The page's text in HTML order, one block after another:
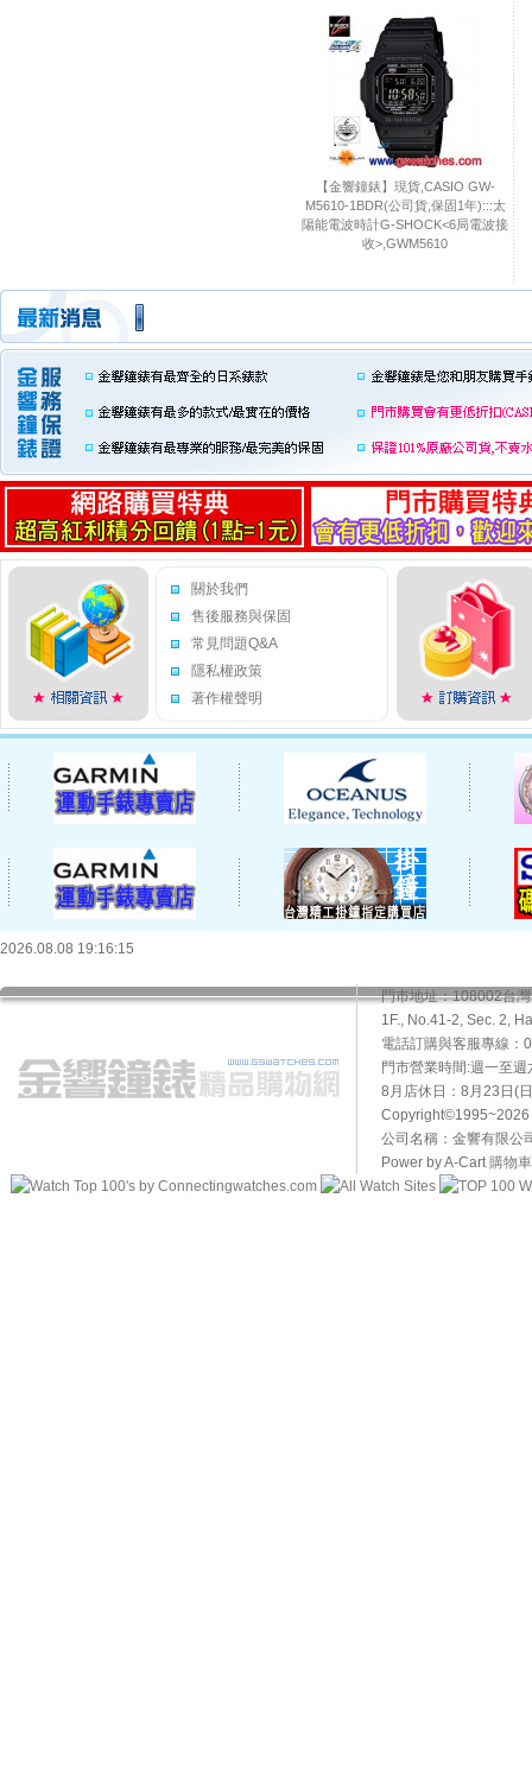
【金響鐘錶】現貨,CASIO GW-
M5610-1BDR(公司貨,保固1年):::太
陽能電波時計G-SHOCK<6局電波接
收>,GWM5610
關於我們
售後服務與保固
常見問題Q&A
隱私權政策
著作權聲明
2026.08.08 19:16:15
門市地址：108002台
1F., No.41-2, Sec. 2,
電話訂購與客服專線
門市營業時間:週一至
8月店休日：8月23日(
Copyright©1995~2026
公司名稱：金響有限公
Power by A-Cart 購物車